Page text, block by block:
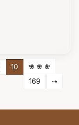
10
❀ ❀ ❀
169
⇢